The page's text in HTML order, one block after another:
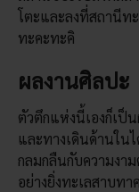
โตะและลงที่สถานีท
ทะคะทะคิ
ผลงานศิลปะ
ตัวตึกแห่งนี้เองก็เป็
และทางเดินด้านใน
กลมกลืนกับความงา
อย่างยิ่งทะเลสาบทา